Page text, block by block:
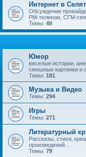
Интернет в
Обсуждение
РМ-телеком, СГМ-
Темы: 49
Юмор
веселые истории,
смешные картинки и
Темы: 181
Музыка и Видео
Темы: 294
Игры
Темы: 271
Литературный
Рассказы, стихи,
произведений...
Темы: 79